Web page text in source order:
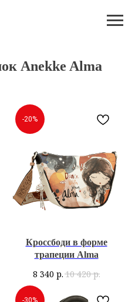
Anekke Alma
-20%
Кроссбоди в форме
трапеции Alma
8 340 р.10 420 р.
-30%